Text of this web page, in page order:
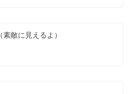
敵に見えるよ）